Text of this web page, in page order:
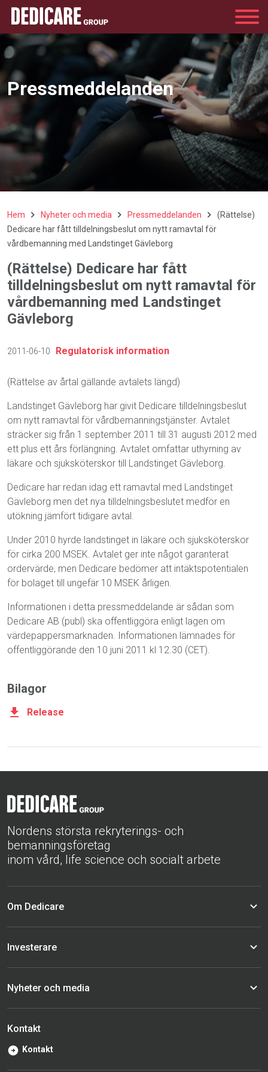
Pressmeddelanden
Hem Nyheter och media Pressmeddelanden
(Rättelse)
Dedicare har fått tilldelningsbeslut om nytt ramavtal för
vårdbemanning med Landstinget Gävleborg
(Rättelse) Dedicare har fått
tilldelningsbeslut om nytt ramavtal för
vårdbemanning med Landstinget
Gävleborg
2011-06-10 Regulatorisk information
(Rättelse av årtal gällande avtalets längd)
Landstinget Gävleborg har givit Dedicare tilldelningsbeslut
om nytt ramavtal för vårdbemanningstjänster. Avtalet
sträcker sig från 1 september 2011 till 31 augusti 2012 med
ett plus ett års förlängning. Avtalet omfattar uthyrning av
läkare och sjuksköterskor till Landstinget Gävleborg.
Dedicare har redan idag ett ramavtal med Landstinget
Gävleborg men det nya tilldelningsbeslutet medför en
utökning jämfört tidigare avtal.
Under 2010 hyrde landstinget in läkare och sjuksköterskor
för cirka 200 MSEK. Avtalet ger inte något garanterat
ordervärde, men Dedicare bedömer att intäktspotentialen
för bolaget till ungefär 10 MSEK årligen.
Informationen i detta pressmeddelande är sådan som
Dedicare AB (publ) ska offentliggöra enligt lagen om
värdepappersmarknaden. Informationen lämnades för
offentliggörande den 10 juni 2011 kl 12.30 (CET).
Bilagor
Release
Nordens största rekryterings- och
bemanningsföretag
inom vård, life science och socialt arbete
Om Dedicare
Investerare
Nyheter och media
Kontakt
Kontakt